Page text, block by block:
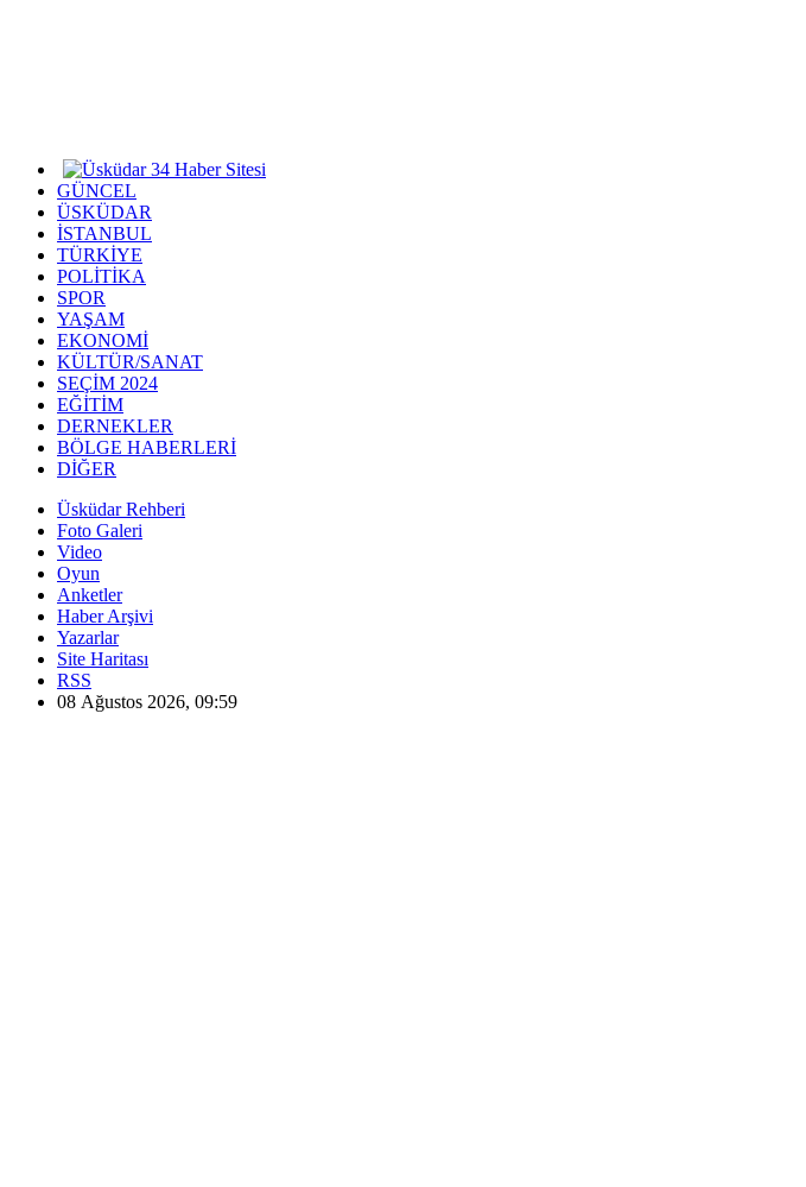
GÜNCEL
ÜSKÜDAR
İSTANBUL
TÜRKİYE
POLİTİKA
SPOR
YAŞAM
EKONOMİ
KÜLTÜR/SANAT
SEÇİM 2024
EĞİTİM
DERNEKLER
BÖLGE HABERLERİ
DİĞER
Üsküdar Rehberi
Foto Galeri
Video
Oyun
Anketler
Haber Arşivi
Yazarlar
Site Haritası
RSS
08 Ağustos 2026, 09:59